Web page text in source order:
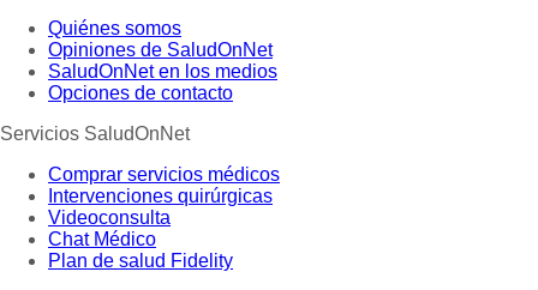
Quiénes somos
Opiniones de SaludOnNet
SaludOnNet en los medios
Opciones de contacto
Servicios SaludOnNet
Comprar servicios médicos
Intervenciones quirúrgicas
Videoconsulta
Chat Médico
Plan de salud Fidelity